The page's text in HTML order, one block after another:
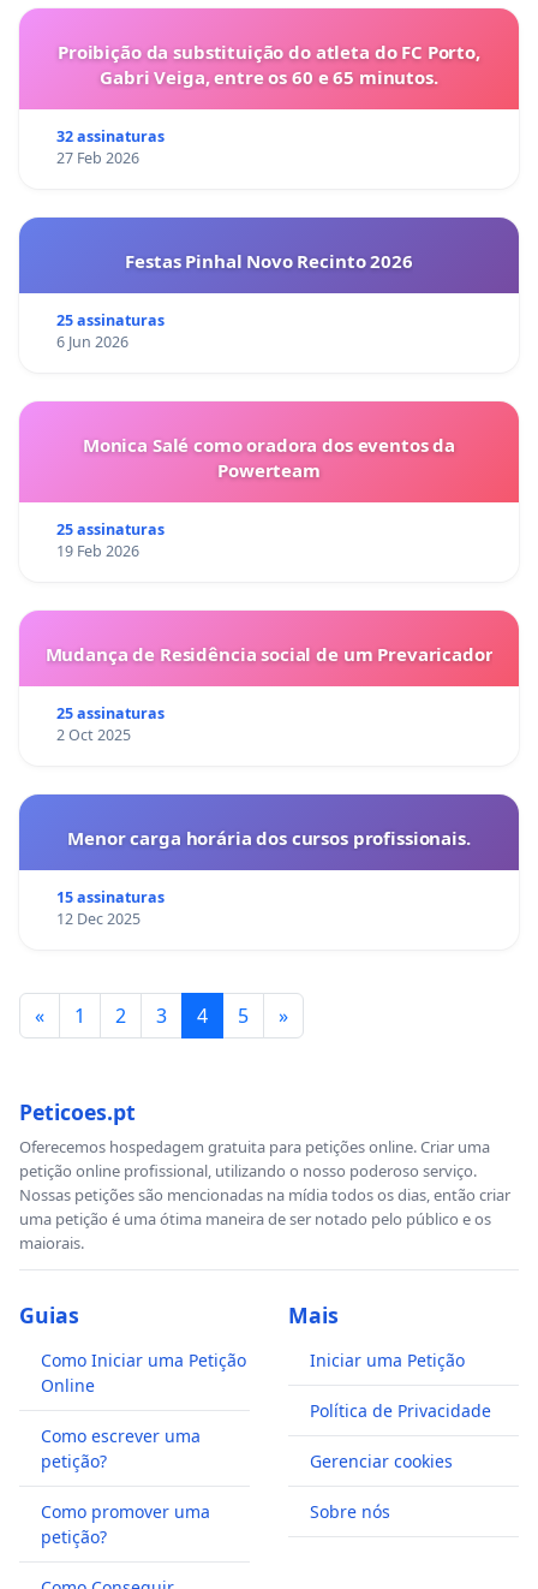
Proibição da substituição do atleta do FC Porto,
Gabri Veiga, entre os 60 e 65 minutos.
32 assinaturas
27 Feb 2026
Festas Pinhal Novo Recinto 2026
25 assinaturas
6 Jun 2026
Monica Salé como oradora dos eventos da
Powerteam
25 assinaturas
19 Feb 2026
Mudança de Residência social de um Prevaricador
25 assinaturas
2 Oct 2025
Menor carga horária dos cursos profissionais.
15 assinaturas
12 Dec 2025
« 1 2 3 4 5 »
Peticoes.pt
Oferecemos hospedagem gratuita para petições online. Criar uma
petição online profissional, utilizando o nosso poderoso serviço.
Nossas petições são mencionadas na mídia todos os dias, então criar
uma petição é uma ótima maneira de ser notado pelo público e os
maiorais.
Guias
Como Iniciar uma Petição
Online
Como escrever uma
petição?
Como promover uma
petição?
Mais
Iniciar uma Petição
Política de Privacidade
Gerenciar cookies
Sobre nós